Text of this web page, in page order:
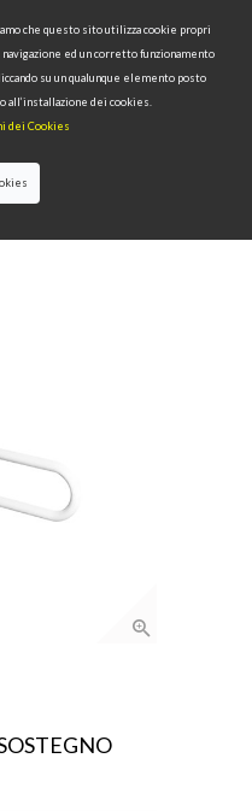
Area Riservata
>> IMPUGNATURA DI
che questo sito utilizza cookie propri
ed un corretto funzionamento
su un qualunque elemento posto
all’installazione dei cookies.
dei Cookies